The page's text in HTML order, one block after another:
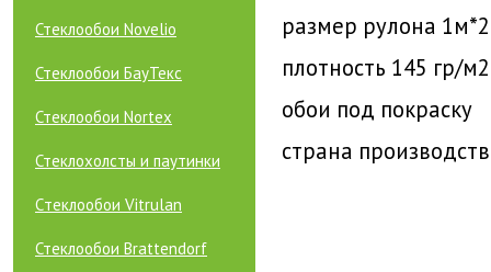
Стеклообои Novelio
Стеклообои БауТекс
Стеклообои Nortex
Стеклохолсты и паутинки
Cтеклообои Vitrulan
Стеклообои Brattendorf
размер рулона
плотность 145 гр/м2
обои под покраску
страна